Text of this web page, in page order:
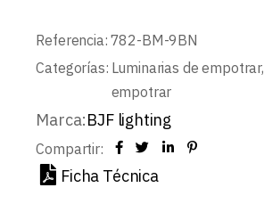
Referencia: 782-BM-9BN
Categorías: Luminarias de empotrar,
empotrar
Marca:BJF lighting
Compartir:
Ficha Técnica